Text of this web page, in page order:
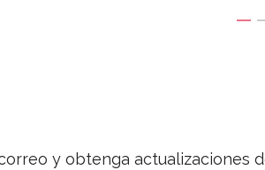
y obtenga actualizaciones